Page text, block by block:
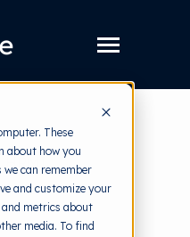
These
about how you
can remember
and customize your
metrics about
media. To find
Toggle